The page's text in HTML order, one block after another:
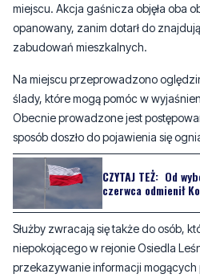
miejscu. Akcja gaśnicza objęła oba
opanowany, zanim dotarł do
zabudowań mieszkalnych.
Na miejscu przeprowadzono
ślady, które mogą pomóc w
Obecnie prowadzone jest
sposób doszło do pojawienia się
CZYTAJ TEŻ: Od
czerwca odmienił
Służby zwracają się także do osób,
niepokojącego w rejonie Osiedla
przekazywanie informacji